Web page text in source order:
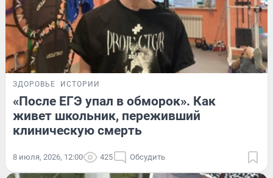
ЗДОРОВЬЕ ИСТОРИИ
«После ЕГЭ упал в обморок». Как
живет школьник, переживший
клиническую смерть
8 июля, 2026, 12:00 425 Обсудить